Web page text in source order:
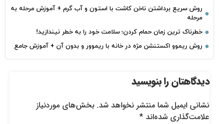
روش سریع برداشتن ناخن کاشت با استون و آب گرم + آموزش مرحله به
مرحله
خطرناک‌ ترین زمان‌ حمام کردن؛ سلامت خود را به خطر نیندازید!
روش ریموو اکستنشن مژه در خانه با ریموور و بدون آن + آموزش جامع
دیدگاهتان را بنویسید
نشانی ایمیل شما منتشر نخواهد شد. بخش‌های موردنیاز
علامت‌گذاری شده‌اند*